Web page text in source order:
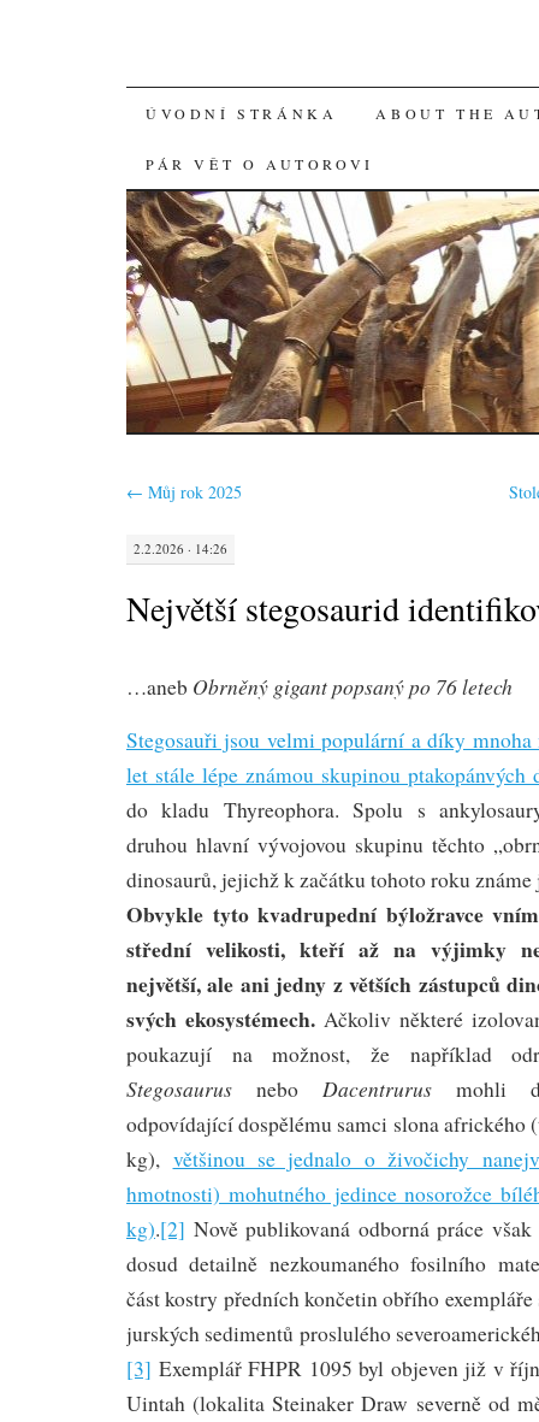
SKIP
TO
CONTENT
ÚVODNÍ STRÁNKA ABOUT THE
PÁR VĚT O AUTOROVI
← Můj rok 2025
2.2.2026 · 14:26
Největší stegosaurid
…aneb Obrněný gigant popsaný po 76 letech
Stegosauři jsou velmi populární a díky
let stále lépe známou skupinou ptakopánvých
do kladu Thyreophora. Spolu s
druhou hlavní vývojovou skupinu těchto
dinosaurů, jejichž k začátku tohoto roku
Obvykle tyto kvadrupední býložravce
střední velikosti, kteří až na výjimky
největší, ale ani jedny z větších zástupců
svých ekosystémech.Ačkoliv některé
poukazují na možnost, že například
Stegosaurus nebo Dacentrurusmohli
odpovídající dospělému samci slona afrického
kg), většinou se jednalo o živočichy
hmotnosti) mohutného jedince nosorožce
kg).[2] Nově publikovaná odborná práce
dosud detailně nezkoumaného fosilního
část kostry předních končetin obřího exempláře
jurských sedimentů proslulého
[3] Exemplář FHPR 1095 byl objeven již v
Uintah (lokalita Steinaker Draw severně od